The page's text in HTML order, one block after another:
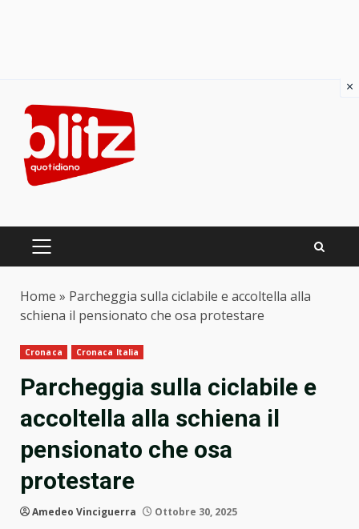
content
PRIMARY
Home » Parcheggia sulla ciclabile e accoltella alla
schiena il pensionato che osa protestare
Cronaca Cronaca Italia
Parcheggia sulla ciclabile e
accoltella alla schiena il
pensionato che osa
protestare
Amedeo Vinciguerra Ottobre 30, 2025
×